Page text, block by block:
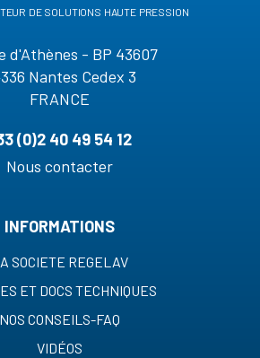
de solutions haute pression
d'Athènes - BP 43607
Nantes Cedex 3
FRANCE
(0)2 40 49 54 12
Nous contacter
INFORMATIONS
SOCIETE REGELAV
ET DOCS TECHNIQUES
NOS CONSEILS-FAQ
VIDÉOS